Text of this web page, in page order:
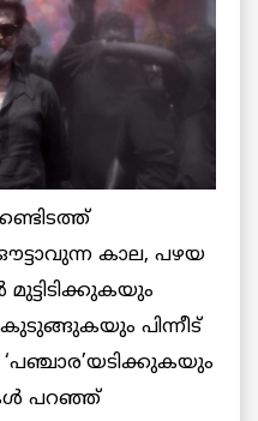
കാല, പഴയ
പിന്നീട്
പറഞ്ഞ്